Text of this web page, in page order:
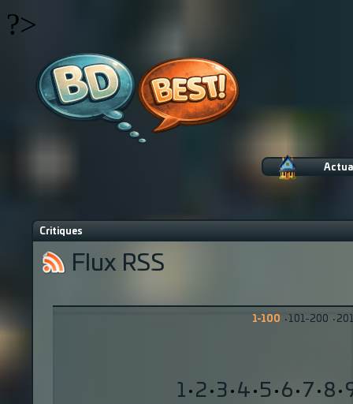
?>
Critiques
Flux RSS
1-100 · 101-200 ·
1 · 2 · 3 · 4 · 5 · 6 · 7 · 8 ·